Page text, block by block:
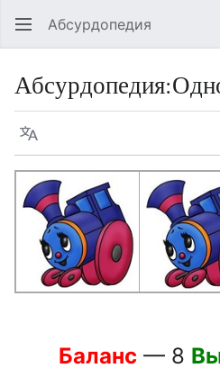
Абсурдопедия
Абсурдопедия:
Язык
Баланс — 8